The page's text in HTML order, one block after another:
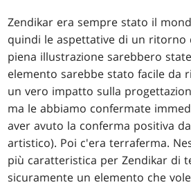
Zendikar era sempre stato il
quindi le aspettative di un ritorno
piena illustrazione sarebbero
elemento sarebbe stato facile da
un vero impatto sulla
ma le abbiamo confermate
aver avuto la conferma positiva
artistico). Poi c'era terraferma.
più caratteristica per Zendikar di
sicuramente un elemento che